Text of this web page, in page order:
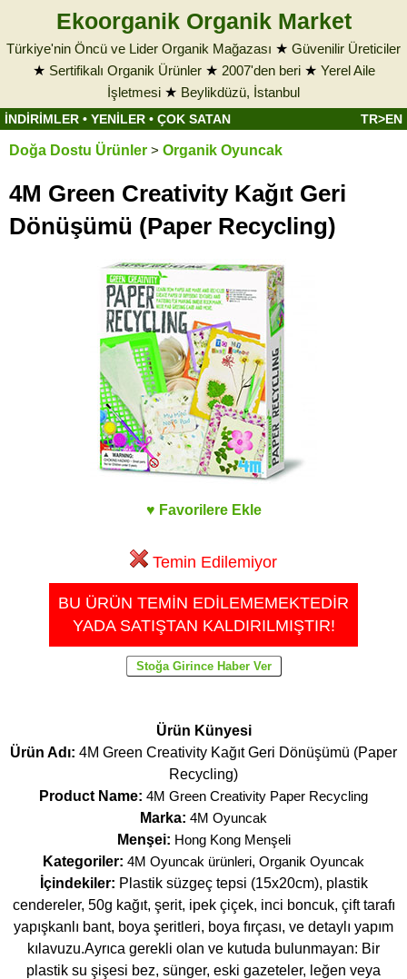
Ekoorganik Organik Market
Türkiye'nin Öncü ve Lider Organik Mağazası ★ Güvenilir Üreticiler
★ Sertifikalı Organik Ürünler★ 2007'den beri★ Yerel Aile
İşletmesi ★ Beylikdüzü, İstanbul
İNDİRİMLER • YENİLER • ÇOK SATAN TR>EN
Doğa Dostu Ürünler > Organik Oyuncak
4M Green Creativity Kağıt Geri
Dönüşümü (Paper Recycling)
♥ Favorilere Ekle
Temin Edilemiyor
BU ÜRÜN TEMİN EDİLEMEMEKTEDİR
YADA SATIŞTAN KALDIRILMIŞTIR!
Ürün Künyesi
Ürün Adı: 4M Green Creativity Kağıt Geri Dönüşümü (Paper
Recycling)
Product Name: 4M Green Creativity Paper Recycling
Marka: 4M Oyuncak
Menşei: Hong Kong Menşeli
Kategoriler: 4M Oyuncak ürünleri, Organik Oyuncak
İçindekiler: Plastik süzgeç tepsi (15x20cm), plastik
cendereler, 50g kağıt, şerit, ipek çiçek, inci boncuk, çift tarafı
yapışkanlı bant, boya şeritleri, boya fırçası, ve detaylı yapım
kılavuzu.Ayrıca gerekli olan ve kutuda bulunmayan: Bir
plastik su şişesi bez, sünger, eski gazeteler, leğen veya